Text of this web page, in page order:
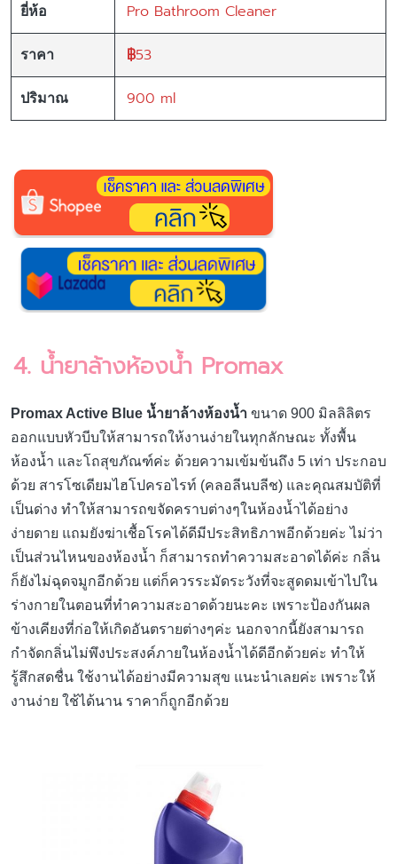
ยี่ห้อ Pro Bathroom Cleaner
ราคา ฿53
ปริมาณ 900 ml
4. น้ำยาล้างห้องน้ำ Promax
Promax Active Blue น้ำยาล้างห้องน้ำ ขนาด 900 มิลลิลิตร
ออกแบบหัวบีบให้สามารถให้งานง่ายในทุกลักษณะ ทั้งพื้น
ห้องน้ำ และโถสุขภัณฑ์ค่ะ ด้วยความเข้มข้นถึง 5 เท่า ประกอบ
ด้วย สารโซเดียมไฮโปครอไรท์ (คลอลีนบลีช) และคุณสมบัติที่
เป็นด่าง ทำให้สามารถขจัดคราบต่างๆในห้องน้ำได้อย่าง
ง่ายดาย แถมยังฆ่าเชื้อโรคได้ดีมีประสิทธิภาพอีกด้วยค่ะ ไม่ว่า
เป็นส่วนไหนของห้องน้ำ ก็สามารถทำความสะอาดได้ค่ะ กลิ่น
ก็ยังไม่ฉุดจมูกอีกด้วย แต่ก็ควรระมัดระวังที่จะสูดดมเข้าไปใน
ร่างกายในตอนที่ทำความสะอาดด้วยนะคะ เพราะป้องกันผล
ข้างเคียงที่ก่อให้เกิดอันตรายต่างๆค่ะ นอกจากนี้ยังสามารถ
กำจัดกลิ่นไม่พึงประสงค์ภายในห้องน้ำได้ดีอีกด้วยค่ะ ทำให้
รู้สึกสดชื่น ใช้งานได้อย่างมีความสุข แนะนำเลยค่ะ เพราะให้
งานง่าย ใช้ได้นาน ราคาก็ถูกอีกด้วย